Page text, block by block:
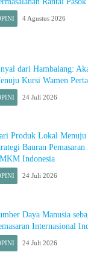
4 Agustus 2026
dari Hambalang:
Kursi Wamen
24 Juli 2026
Produk Lokal Menuju
Bauran
Indonesia
24 Juli 2026
Daya Manusia
Internasional
24 Juli 2026